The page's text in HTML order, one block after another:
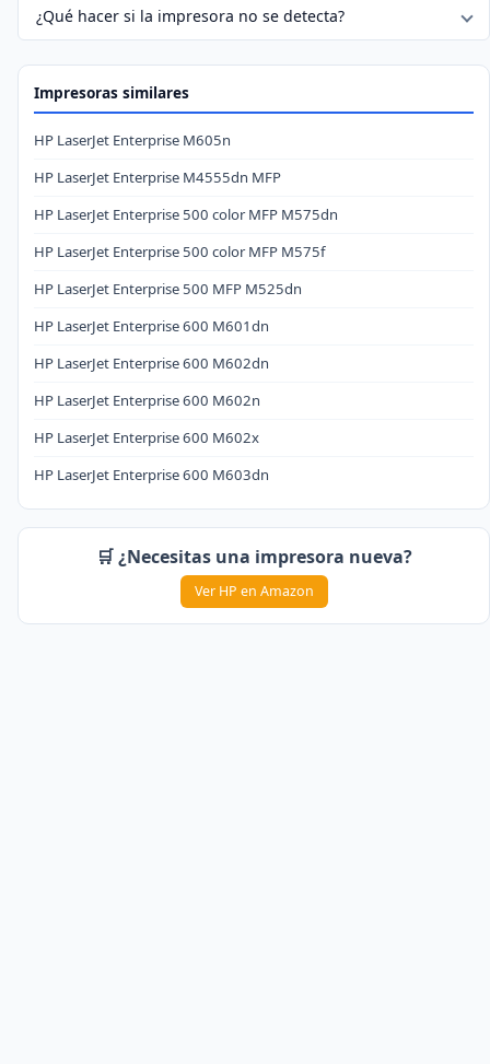
¿Qué hacer si la impresora no se detecta?
Impresoras similares
HP LaserJet Enterprise M605n
HP LaserJet Enterprise M4555dn MFP
HP LaserJet Enterprise 500 color MFP M575dn
HP LaserJet Enterprise 500 color MFP M575f
HP LaserJet Enterprise 500 MFP M525dn
HP LaserJet Enterprise 600 M601dn
HP LaserJet Enterprise 600 M602dn
HP LaserJet Enterprise 600 M602n
HP LaserJet Enterprise 600 M602x
HP LaserJet Enterprise 600 M603dn
🛒 ¿Necesitas una impresora nueva?
Ver HP en Amazon